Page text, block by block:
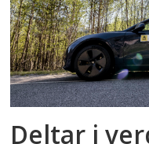
Deltar i